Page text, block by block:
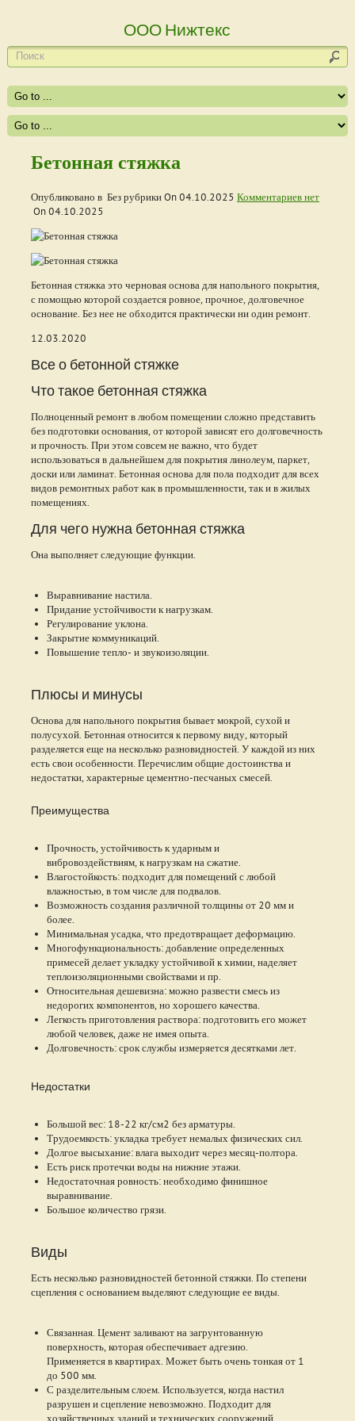
ООО Нижтекс
Бетонная стяжка
Опубликовано в Без рубрики On04.10.2025 Комментариев нет
On04.10.2025
Бетонная стяжка это черновая основа для напольного покрытия,
с помощью которой создается ровное, прочное, долговечное
основание. Без нее не обходится практически ни один ремонт.
12.03.2020
Все о бетонной стяжке
Что такое бетонная стяжка
Полноценный ремонт в любом помещении сложно представить
без подготовки основания, от которой зависят его долговечность
и прочность. При этом совсем не важно, что будет
использоваться в дальнейшем для покрытия линолеум, паркет,
доски или ламинат. Бетонная основа для пола подходит для всех
видов ремонтных работ как в промышленности, так и в жилых
помещениях.
Для чего нужна бетонная стяжка
Она выполняет следующие функции.
Выравнивание настила.
Придание устойчивости к нагрузкам.
Регулирование уклона.
Закрытие коммуникаций.
Повышение тепло- и звукоизоляции.
Плюсы и минусы
Основа для напольного покрытия бывает мокрой, сухой и
полусухой. Бетонная относится к первому виду, который
разделяется еще на несколько разновидностей. У каждой из них
есть свои особенности. Перечислим общие достоинства и
недостатки, характерные цементно-песчаных смесей.
Преимущества
Прочность, устойчивость к ударным и
вибровоздействиям, к нагрузкам на сжатие.
Влагостойкость: подходит для помещений с любой
влажностью, в том числе для подвалов.
Возможность создания различной толщины от 20 мм и
более.
Минимальная усадка, что предотвращает деформацию.
Многофункциональность: добавление определенных
примесей делает укладку устойчивой к химии, наделяет
теплоизоляционными свойствами и пр.
Относительная дешевизна: можно развести смесь из
недорогих компонентов, но хорошего качества.
Легкость приготовления раствора: подготовить его может
любой человек, даже не имея опыта.
Долговечность: срок службы измеряется десятками лет.
Недостатки
Большой вес: 18-22 кг/см2 без арматуры.
Трудоемкость: укладка требует немалых физических сил.
Долгое высыхание: влага выходит через месяц-полтора.
Есть риск протечки воды на нижние этажи.
Недостаточная ровность: необходимо финишное
выравнивание.
Большое количество грязи.
Виды
Есть несколько разновидностей бетонной стяжки. По степени
сцепления с основанием выделяют следующие ее виды.
Связанная. Цемент заливают на загрунтованную
поверхность, которая обеспечивает адгезию.
Применяется в квартирах. Может быть очень тонкая от 1
до 500 мм.
С разделительным слоем. Используется, когда настил
разрушен и сцепление невозможно. Подходит для
хозяйственных зданий и технических сооружений.